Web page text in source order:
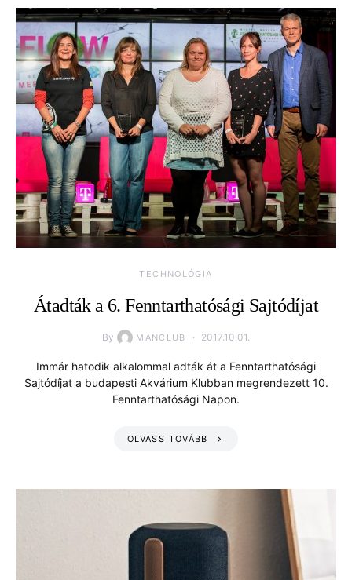
TECHNOLÓGIA
Átadták a 6. Fenntarthatósági Sajtódíjat
By MANCLUB 2017.10.01.
Immár hatodik alkalommal adták át a Fenntarthatósági
Sajtódíjat a budapesti Akvárium Klubban megrendezett 10.
Fenntarthatósági Napon.
OLVASS TOVÁBB